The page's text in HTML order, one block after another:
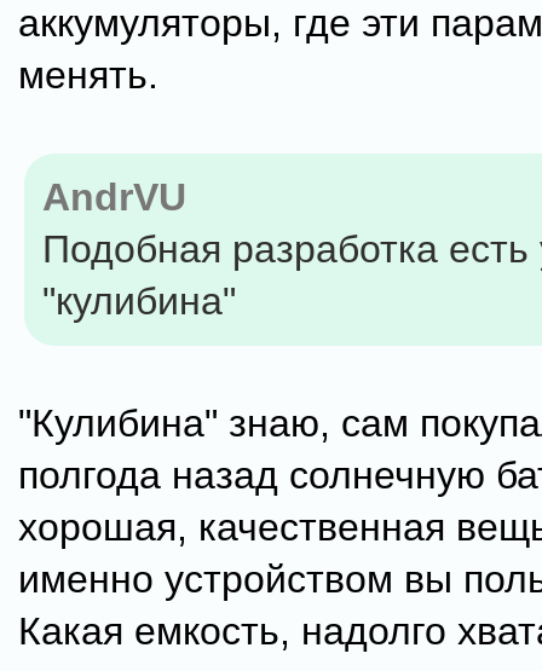
аккумуляторы, где эти
менять.
AndrVU
Подобная разработка
"кулибина"
"Кулибина" знаю, сам
полгода назад солнечную
хорошая, качественная
именно устройством вы
Какая емкость, надолго